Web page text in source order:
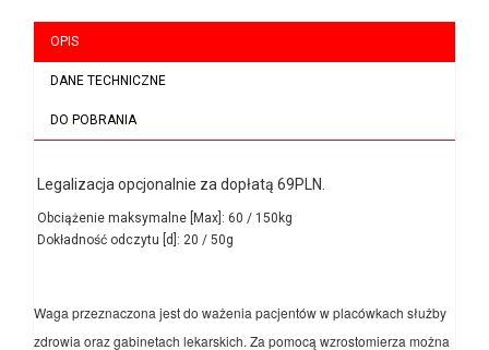
OPIS
DANE TECHNICZNE
DO POBRANIA
Legalizacja opcjonalnie za dopłatą 69PLN.
Obciążenie maksymalne [Max]: 60 / 150kg
Dokładność odczytu [d]: 20 / 50g
Waga przeznaczona jest do ważenia pacjentów w placówkach służby
zdrowia oraz gabinetach lekarskich. Za pomocą wzrostomierza można